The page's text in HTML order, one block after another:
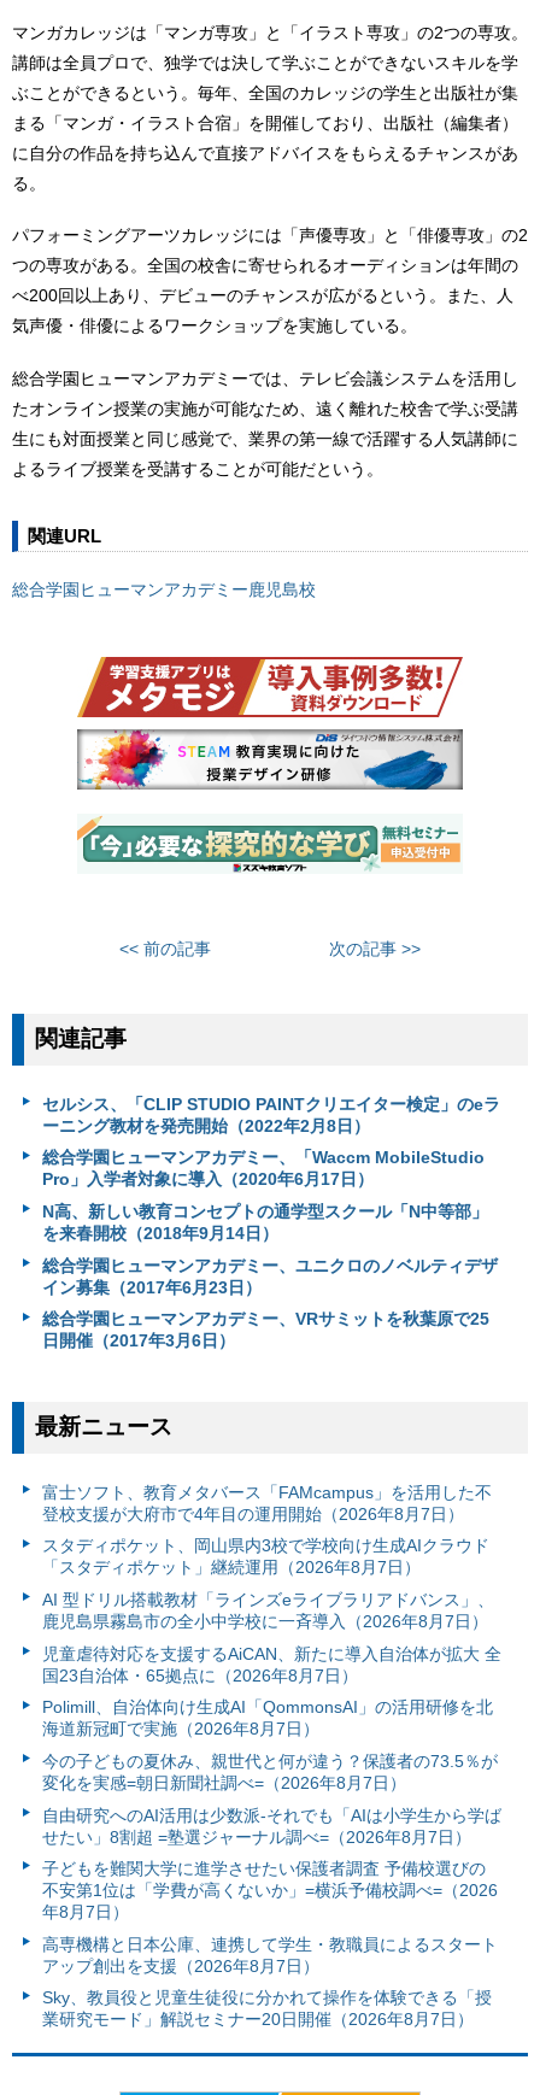
マンガカレッジは「マンガ専攻」と「イラスト専攻」の2つの専攻。
講師は全員プロで、独学では決して学ぶことができないスキルを学
ぶことができるという。毎年、全国のカレッジの学生と出版社が集
まる「マンガ・イラスト合宿」を開催しており、出版社（編集者）
に自分の作品を持ち込んで直接アドバイスをもらえるチャンスがあ
る。
パフォーミングアーツカレッジには「声優専攻」と「俳優専攻」の2
つの専攻がある。全国の校舎に寄せられるオーディションは年間の
べ200回以上あり、デビューのチャンスが広がるという。また、人
気声優・俳優によるワークショップを実施している。
総合学園ヒューマンアカデミーでは、テレビ会議システムを活用し
たオンライン授業の実施が可能なため、遠く離れた校舎で学ぶ受講
生にも対面授業と同じ感覚で、業界の第一線で活躍する人気講師に
よるライブ授業を受講することが可能だという。
関連URL
総合学園ヒューマンアカデミー鹿児島校
<< 前の記事 次の記事 >>
関連記事
セルシス、「CLIP STUDIO PAINTクリエイター検定」のeラ
ーニング教材を発売開始（2022年2月8日）
総合学園ヒューマンアカデミー、「Waccm MobileStudio
Pro」入学者対象に導入（2020年6月17日）
N高、新しい教育コンセプトの通学型スクール「N中等部」
を来春開校（2018年9月14日）
総合学園ヒューマンアカデミー、ユニクロのノベルティデザ
イン募集（2017年6月23日）
総合学園ヒューマンアカデミー、VRサミットを秋葉原で25
日開催（2017年3月6日）
最新ニュース
富⼠ソフト、教育メタバース「FAMcampus」を活用した不
登校支援が大府市で4年目の運用開始（2026年8月7日）
スタディポケット、岡山県内3校で学校向け生成AIクラウド
「スタディポケット」継続運用（2026年8月7日）
AI 型ドリル搭載教材「ラインズeライブラリアドバンス」、
鹿児島県霧島市の全小中学校に一斉導入（2026年8月7日）
児童虐待対応を支援するAiCAN、新たに導入自治体が拡大 全
国23自治体・65拠点に（2026年8月7日）
Polimill、自治体向け生成AI「QommonsAI」の活用研修を北
海道新冠町で実施（2026年8月7日）
今の子どもの夏休み、親世代と何が違う？保護者の73.5％が
変化を実感=朝日新聞社調べ=（2026年8月7日）
自由研究へのAI活用は少数派-それでも「AIは小学生から学ば
せたい」8割超 =塾選ジャーナル調べ=（2026年8月7日）
子どもを難関大学に進学させたい保護者調査 予備校選びの
不安第1位は「学費が高くないか」=横浜予備校調べ=（2026
年8月7日）
高専機構と日本公庫、連携して学生・教職員によるスタート
アップ創出を支援（2026年8月7日）
Sky、教員役と児童生徒役に分かれて操作を体験できる「授
業研究モード」解説セミナー20日開催（2026年8月7日）